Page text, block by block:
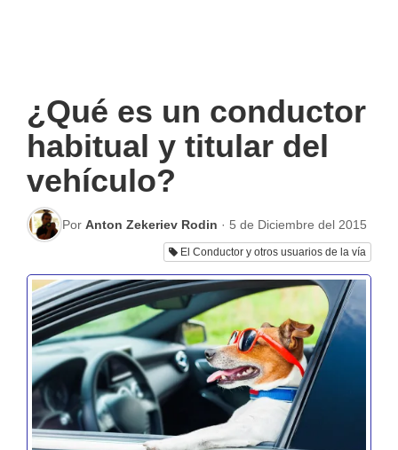
¿Qué es un conductor
habitual y titular del
vehículo?
Por Anton Zekeriev Rodin · 5 de Diciembre del 2015
El Conductor y otros usuarios de la vía